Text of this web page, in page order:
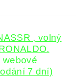
, volný
webové
7 dní)